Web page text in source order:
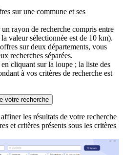
sur une commune et ses
rayon de recherche compris entre
valeur sélectionnée est de 10 km).
sur deux départements, vous
recherches séparées.
cliquant sur la loupe ; la liste des
à vos critères de recherche est
votre recherche
les résultats de votre recherche
et critères présents sous les critères